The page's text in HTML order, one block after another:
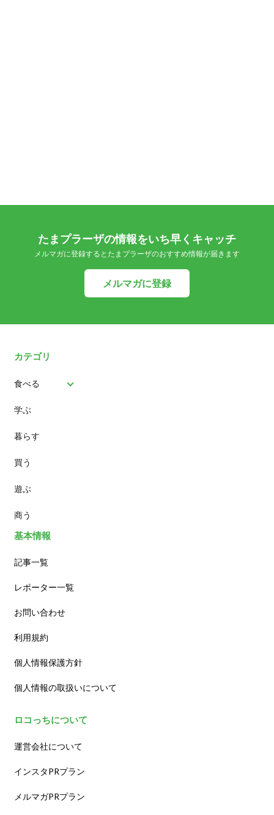
たまプラーザの情報をいち早くキャッチ
メルマガに登録するとたまプラーザのおすすめ情報が届きます
メルマガに登録
カテゴリ
食べる
パン
スイーツ
ランチ
カフェ
学ぶ
暮らす
買う
遊ぶ
商う
基本情報
記事一覧
レポーター一覧
お問い合わせ
利用規約
個人情報保護方針
個人情報の取扱いについて
ロコっちについて
運営会社について
インスタPRプラン
メルマガPRプラン